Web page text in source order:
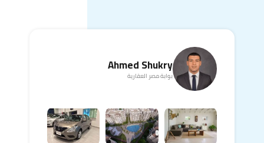
Ahmed Shukry
بوابة مصر العقارية